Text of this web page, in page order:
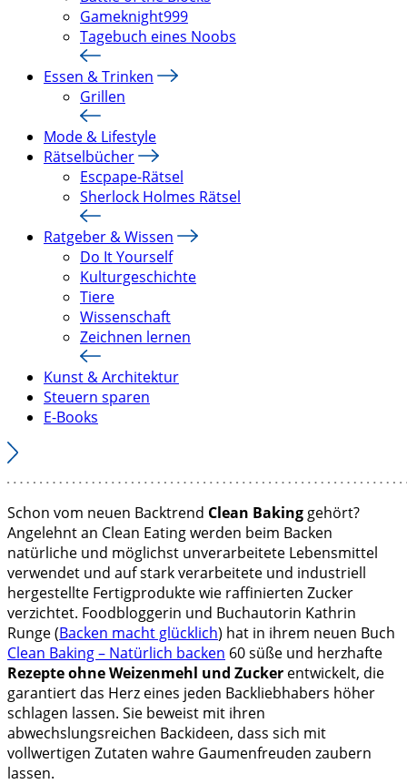
Gameknight999
Tagebuch eines Noobs
Essen & Trinken
Grillen
Mode & Lifestyle
Rätselbücher
Escpape-Rätsel
Sherlock Holmes Rätsel
Ratgeber & Wissen
Do It Yourself
Kulturgeschichte
Tiere
Wissenschaft
Zeichnen lernen
Kunst & Architektur
Steuern sparen
E-Books
Schon vom neuen Backtrend Clean Baking gehört?
Angelehnt an Clean Eating werden beim Backen
natürliche und möglichst unverarbeitete Lebensmittel
verwendet und auf stark verarbeitete und industriell
hergestellte Fertigprodukte wie raffinierten Zucker
verzichtet. Foodbloggerin und Buchautorin Kathrin
Runge (Backen macht glücklich) hat in ihrem neuen Buch
Clean Baking – Natürlich backen 60 süße und herzhafte
Rezepte ohne Weizenmehl und Zucker entwickelt, die
garantiert das Herz eines jeden Backliebhabers höher
schlagen lassen. Sie beweist mit ihren
abwechslungsreichen Backideen, dass sich mit
vollwertigen Zutaten wahre Gaumenfreuden zaubern
lassen.